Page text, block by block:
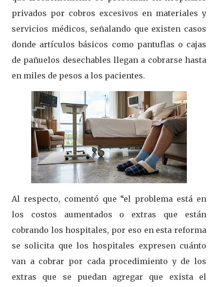
privados por cobros excesivos en materiales y
servicios médicos, señalando que existen casos
donde artículos básicos como pantuflas o cajas
de pañuelos desechables llegan a cobrarse hasta
en miles de pesos a los pacientes.
Al respecto, comentó que “el problema está en
los costos aumentados o extras que están
cobrando los hospitales, por eso en esta reforma
se solicita que los hospitales expresen cuánto
van a cobrar por cada procedimiento y de los
extras que se puedan agregar que exista el